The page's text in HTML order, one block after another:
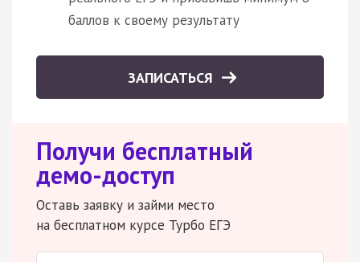
баллов к своему результату
ЗАПИСАТЬСЯ
Получи бесплатный
демо-доступ
Оставь заявку и займи место
на бесплатном курсе Турбо ЕГЭ